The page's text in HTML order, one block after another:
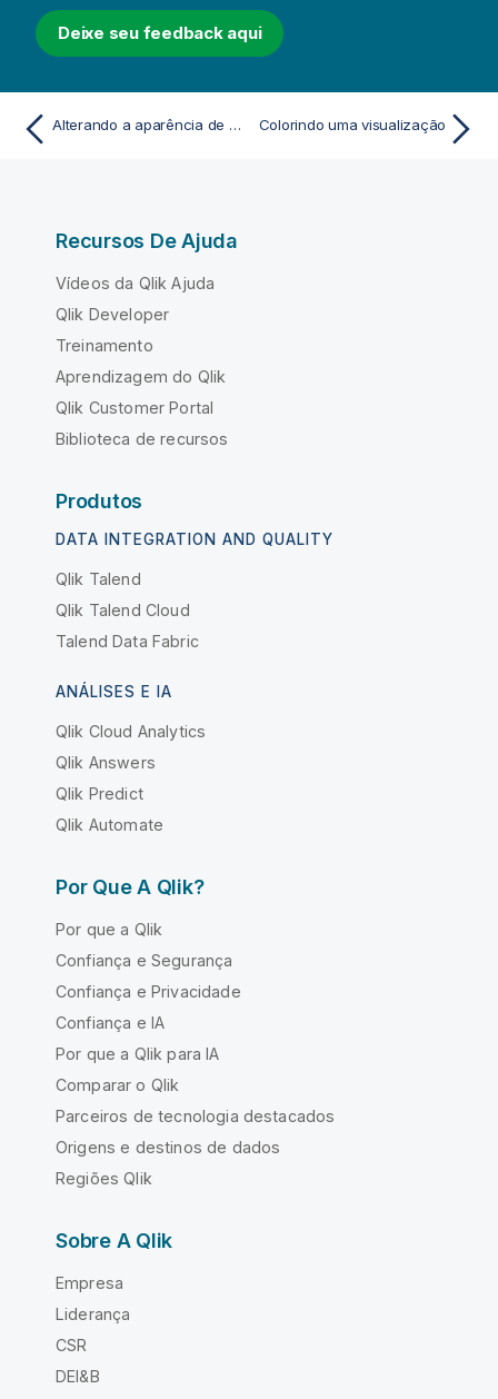
Deixe seu feedback aqui
Alterando a aparência de uma visualização Colorindo uma visualização
Recursos De Ajuda
Vídeos da Qlik Ajuda
Qlik Developer
Treinamento
Aprendizagem do Qlik
Qlik Customer Portal
Biblioteca de recursos
Produtos
DATA INTEGRATION AND QUALITY
Qlik Talend
Qlik Talend Cloud
Talend Data Fabric
ANÁLISES E IA
Qlik Cloud Analytics
Qlik Answers
Qlik Predict
Qlik Automate
Por Que A Qlik?
Por que a Qlik
Confiança e Segurança
Confiança e Privacidade
Confiança e IA
Por que a Qlik para IA
Comparar o Qlik
Parceiros de tecnologia destacados
Origens e destinos de dados
Regiões Qlik
Sobre A Qlik
Empresa
Liderança
CSR
DEI&B